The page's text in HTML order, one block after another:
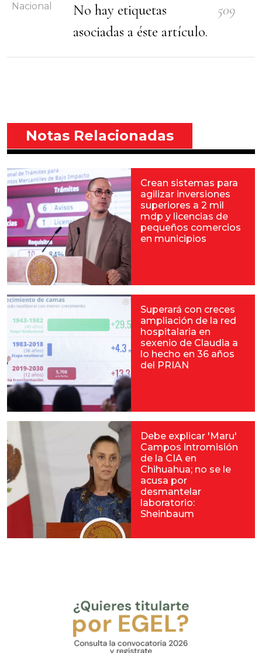
Nacional
No hay etiquetas
asociadas a éste artículo.
509
Notas Relacionadas
Crean sistemas para
agilizar inversiones
superiores a 2 mil
mdp y licencias de
pequeños comercios
en municipios
Superará con creces
ampliación de la red
hospitalaria en
sexenio de Claudia a
lo hecho en 36 años
del PRIAN
Debe explicar 'Maru'
Campos intromisión
de la CIA en
Chihuahua; no se le
acusa por
desmantelar
laboratorio:
Sheinbaum